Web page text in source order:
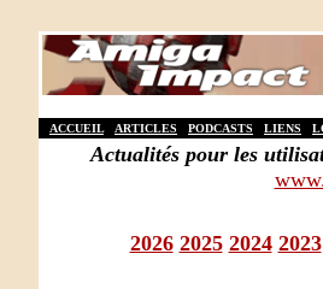
ACCUEIL ARTICLES PODCASTS LIENS
Actualités pour les
2026 2025 2024 2023